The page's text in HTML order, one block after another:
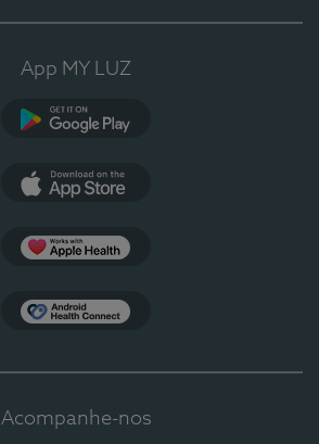
App MY LUZ
Acompanhe-nos